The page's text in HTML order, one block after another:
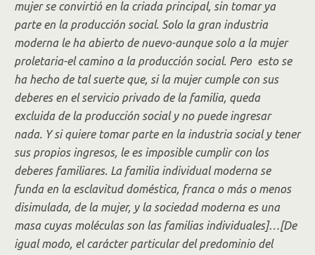
mujer se convirtió en la criada principal, sin tomar ya
parte en la producción social. Solo la gran industria
moderna le ha abierto de nuevo-aunque solo a la mujer
proletaria-el camino a la producción social. Pero esto se
ha hecho de tal suerte que, si la mujer cumple con sus
deberes en el servicio privado de la familia, queda
excluida de la producción social y no puede ingresar
nada. Y si quiere tomar parte en la industria social y tener
sus propios ingresos, le es imposible cumplir con los
deberes familiares. La familia individual moderna se
funda en la esclavitud doméstica, franca o más o menos
disimulada, de la mujer, y la sociedad moderna es una
masa cuyas moléculas son las familias individuales]…[De
igual modo, el carácter particular del predominio del